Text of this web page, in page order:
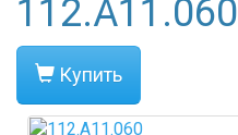
112.А11.060
Купить